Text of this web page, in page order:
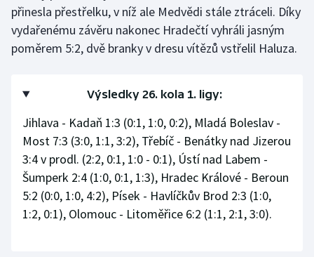
přinesla přestřelku, v níž ale Medvědi stále ztráceli. Díky
vydařenému závěru nakonec Hradečtí vyhráli jasným
poměrem 5:2, dvě branky v dresu vítězů vstřelil Haluza.
Výsledky 26. kola 1. ligy:
Jihlava - Kadaň 1:3 (0:1, 1:0, 0:2), Mladá Boleslav -
Most 7:3 (3:0, 1:1, 3:2), Třebíč - Benátky nad Jizerou
3:4 v prodl. (2:2, 0:1, 1:0 - 0:1), Ústí nad Labem -
Šumperk 2:4 (1:0, 0:1, 1:3), Hradec Králové - Beroun
5:2 (0:0, 1:0, 4:2), Písek - Havlíčkův Brod 2:3 (1:0,
1:2, 0:1), Olomouc - Litoměřice 6:2 (1:1, 2:1, 3:0).